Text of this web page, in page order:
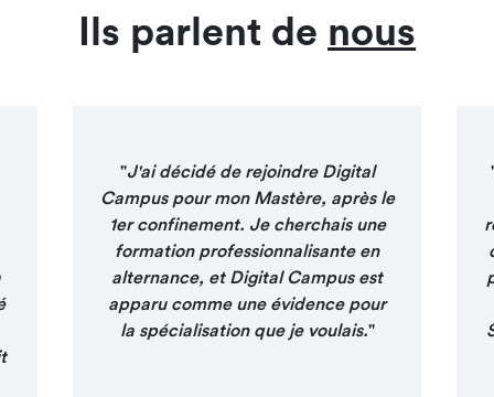
Ils parlent de nous
"J'ai décidé de rejoindre Digital
Campus pour mon Mastère, après le
1er confinement. Je cherchais une
formation professionnalisante en
alternance, et Digital Campus est
apparu comme une évidence pour
la spécialisation que je voulais."